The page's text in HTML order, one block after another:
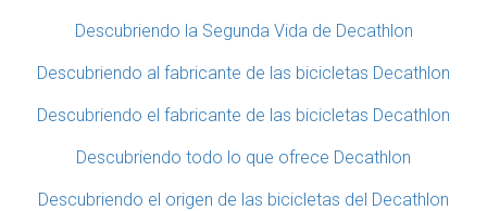
Descubriendo la Segunda Vida de Decathlon
Descubriendo al fabricante de las bicicletas Decathlon
Descubriendo el fabricante de las bicicletas Decathlon
Descubriendo todo lo que ofrece Decathlon
Descubriendo el origen de las bicicletas del Decathlon